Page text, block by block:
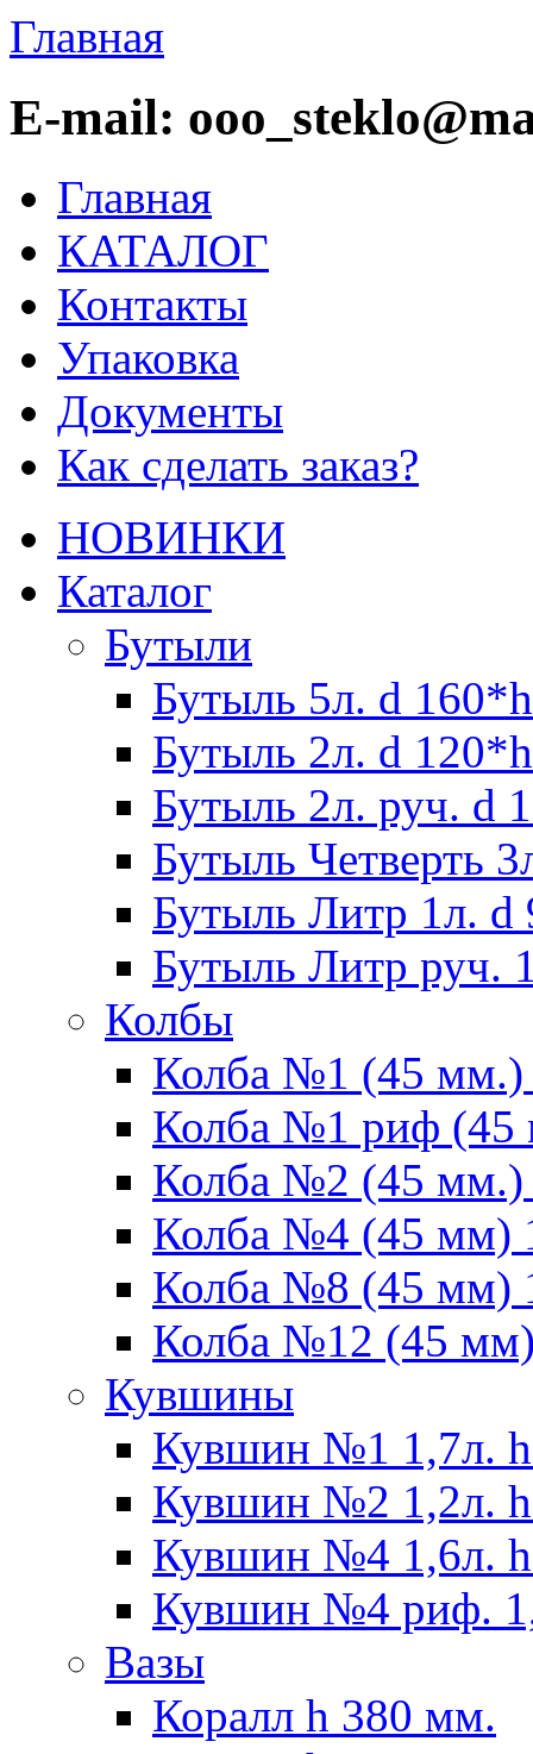
Главная
E-mail:
Главная
КАТАЛОГ
Контакты
Упаковка
Документы
Как сделать заказ?
НОВИНКИ
Каталог
Бутыли
Бутыль 5л. d
Бутыль 2л. d
Бутыль 2л. руч. d
Бутыль Четверть
Бутыль Литр 1л.
Бутыль Литр руч.
Колбы
Колба №1 (45 мм.)
Колба №1 риф (45
Колба №2 (45 мм.)
Колба №4 (45 мм)
Колба №8 (45 мм)
Колба №12 (45
Кувшины
Кувшин №1 1,7л.
Кувшин №2 1,2л.
Кувшин №4 1,6л.
Кувшин №4 риф.
Вазы
Коралл h 380 мм.